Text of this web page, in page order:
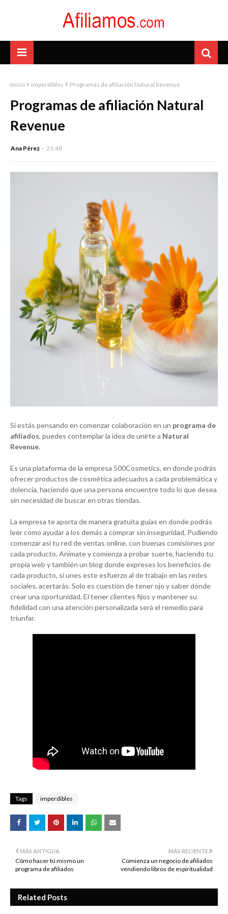
Inicio imperdibles Programas de afiliación Natural Revenue
Programas de afiliación Natural
Revenue
Ana Pérez 21:48
Si estás pensando en comenzar colaboración en un programa de
afiliados, puedes contemplar la idea de unirte a Natural
Revenue.
Es una plataforma de la empresa 500Cosmetics, en donde podrás
ofrecer productos de cosmética adecuados a cada problemática y
dolencia, haciendo que una persona encuentre todo lo que desea
sin necesidad de buscar en otras tiendas.
La empresa te aporta de manera gratuita guías en donde podrás
leer como ayudar a los demás a comprar sin inseguridad. Pudiendo
comenzar así tu red de ventas online, con buenas comisiones por
cada producto. Anímate y comienza a probar suerte, haciendo tu
propia web y también un blog donde expreses los beneficios de
cada producto, si unes este esfuerzo al de trabajo en las redes
sociales, acertarás. Solo es cuestión de tener ojo y saber dónde
crear una oportunidad. El tener clientes fijos y mantener su
fidelidad con una atención personalizada será el remedio para
triunfar.
Tags imperdibles
MÁS RECIENTE
Comienza un negocio de afiliados
vendiendo libros de espiritualidad
MÁS ANTIGUA
Cómo hacer tú mismo un
programa de afiliados
Related Posts